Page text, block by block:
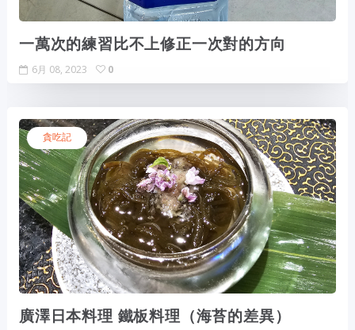
一萬次的練習比不上修正一次對的方向
6月 08, 2023 0
貪吃記
廣澤日本料理 鐵板料理（海苔的差異）